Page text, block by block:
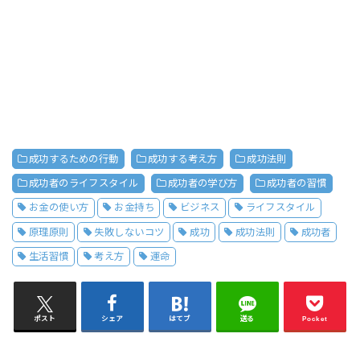
成功するための行動 成功する考え方 成功法則
成功者のライフスタイル 成功者の学び方 成功者の習慣
お金の使い方 お金持ち ビジネス ライフスタイル
原理原則 失敗しないコツ 成功 成功法則 成功者
生活習慣 考え方 運命
ポスト シェア はてブ 送る Pocket